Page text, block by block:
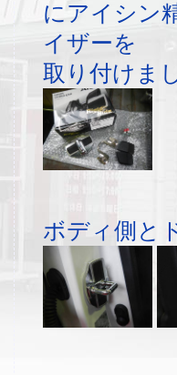
にアイシン
イザーを
取り付けま
ボディ側と